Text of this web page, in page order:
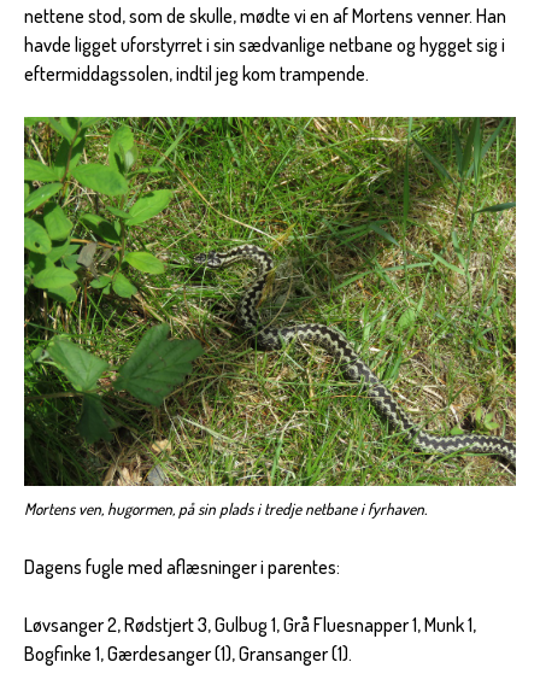
nettene stod, som de skulle, mødte vi en af Mortens venner. Han
havde ligget uforstyrret i sin sædvanlige netbane og hygget sig i
eftermiddagssolen, indtil jeg kom trampende.
Mortens ven, hugormen, på sin plads i tredje netbane i fyrhaven.
Dagens fugle med aflæsninger i parentes:
Løvsanger 2, Rødstjert 3, Gulbug 1, Grå Fluesnapper 1, Munk 1,
Bogfinke 1, Gærdesanger (1), Gransanger (1).